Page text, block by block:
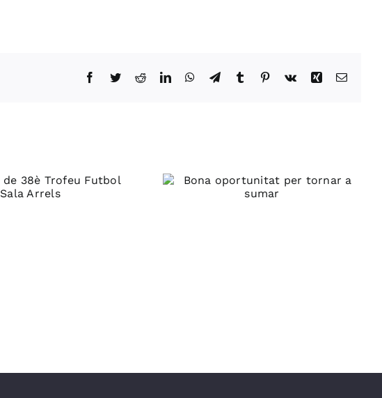
Facebook
TwitterRedditLinkedInWhatsApp
TelegramTumblr Pinterest
Vk Xing Email:
Bona oportunitat